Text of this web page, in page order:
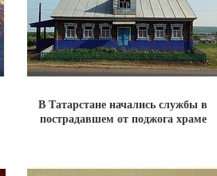
В Татарстане начались службы в
пострадавшем от поджога храме